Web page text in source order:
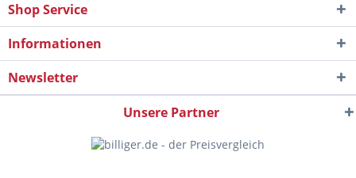
Shop Service
Informationen
Newsletter
Unsere Partner